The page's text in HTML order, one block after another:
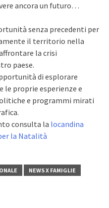
ancora un futuro…
senza precedenti per
il territorio nella
la crisi
paese.
di esplorare
le proprie esperienze e
e programmi mirati
consulta la locandina
la Natalità
NEWS X FAMIGLIE